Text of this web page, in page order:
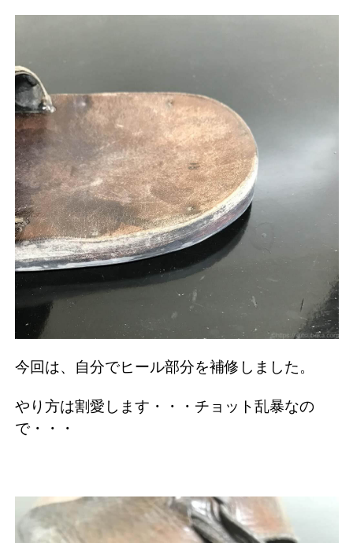
今回は、自分でヒール部分を補修しました。
やり方は割愛します・・・チョット乱暴なの
で・・・